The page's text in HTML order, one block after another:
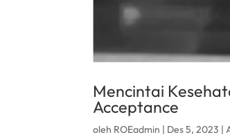
Mencintai
Acceptance
oleh ROEadmin | Des 5, 2023 |